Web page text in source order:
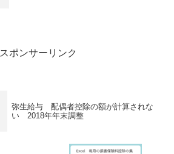
スポンサーリンク
弥生給与 配偶者控除の額が計算されな
い 2018年年末調整